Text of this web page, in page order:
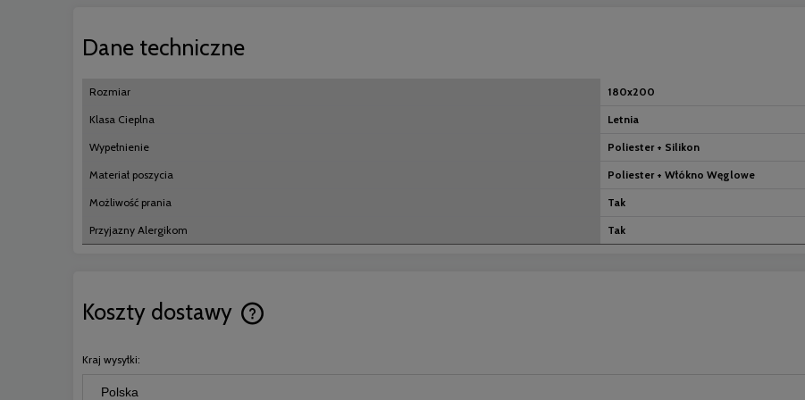
Dane techniczne
Rozmiar 180x200
Klasa Cieplna Letnia
Wypełnienie Poliester + Silikon
Materiał poszycia Poliester + Włókno Węglowe
Możliwość prania Tak
Przyjazny Alergikom Tak
Koszty dostawy
Kraj wysyłki: